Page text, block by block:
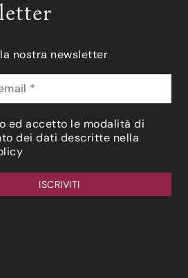
nostra newsletter
ed accetto le modalità di
dei dati descritte nella